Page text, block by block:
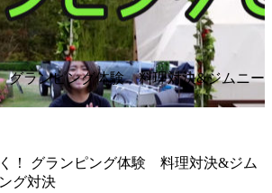
！ グランピング体験 料理対決&ジム
グ対決